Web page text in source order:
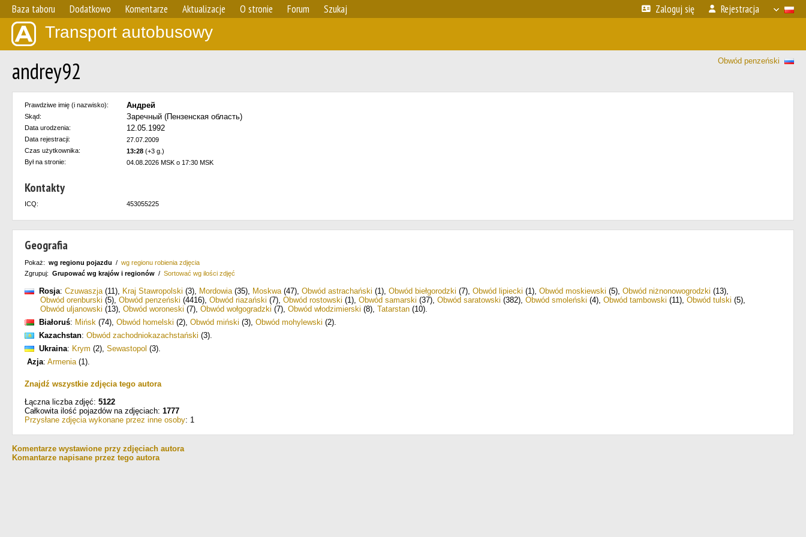
Baza taboru Dodatkowo Komentarze Aktualizacje O stronie Forum Szukaj Zaloguj się Rejestracja
Transport autobusowy
Obwód penzeński
andrey92
Prawdziwe imię (i nazwisko): Андрей
Skąd: Заречный (Пензенская область)
Data urodzenia: 12.05.1992
Data rejestracji:
27.07.2009
Czas użytkownika:
13:28 (+3 g.)
Był na stronie:
04.08.2026 MSK o 17:30 MSK
Kontakty
ICQ: 453055225
Geografia
Pokaż: wg regionu pojazdu / wg regionu robienia zdjęcia
Zgrupuj: Grupować wg krajów i regionów / Sortować wg ilości zdjęć
Rosja: Czuwaszja(11), Kraj Stawropolski (3), Mordowia(35), Moskwa(47), Obwód astrachański (1), Obwód biełgorodzki (7), Obwód lipiecki (1), Obwód moskiewski (5), Obwód niżnonowogrodzki (13),
Obwód orenburski (5), Obwód penzeński (4416), Obwód riazański (7), Obwód rostowski (1), Obwód samarski (37), Obwód saratowski (382), Obwód smoleński (4), Obwód tambowski (11), Obwód tulski (5),
Obwód uljanowski (13), Obwód woroneski (7), Obwód wołgogradzki (7), Obwód włodzimierski (8), Tatarstan (10).
Białoruś: Mińsk (74), Obwód homelski (2), Obwód miński (3), Obwód mohylewski (2).
Kazachstan: Obwód zachodniokazachstański (3).
Ukraina: Krym (2), Sewastopol (3).
Azja: Armenia(1).
Znajdź wszystkie zdjęcia tego autora
Łączna liczba zdjęć: 5122
Całkowita ilość pojazdów na zdjęciach: 1777
Przysłane zdjęcia wykonane przez inne osoby: 1
Komentarze wystawione przy zdjęciach autora
Komantarze napisane przez tego autora